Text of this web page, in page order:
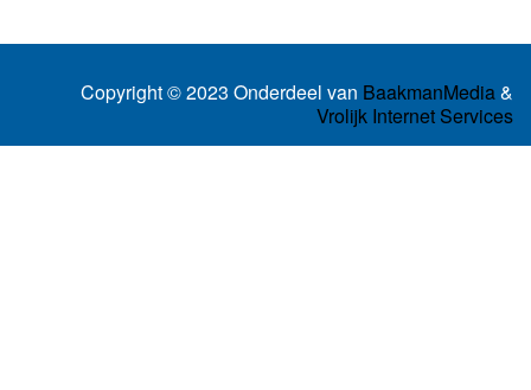
Copyright © 2023 Onderdeel van BaakmanMedia&
Vrolijk Internet Services